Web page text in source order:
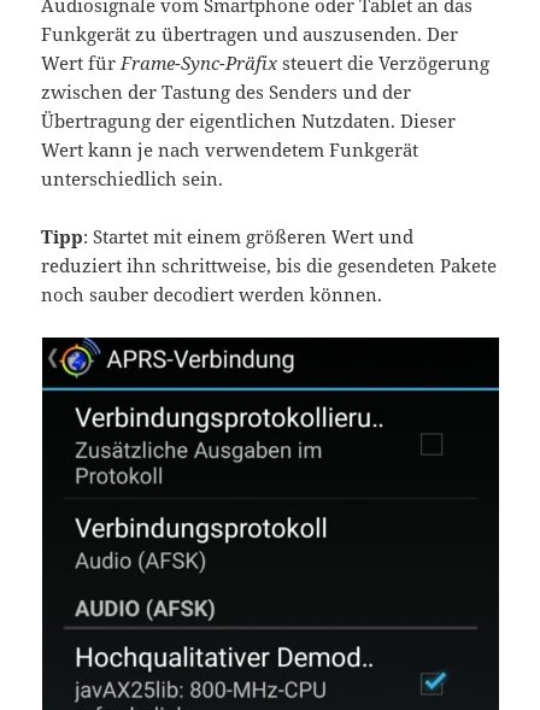
Audiosignale vom Smartphone oder Tablet an das
Funkgerät zu übertragen und auszusenden. Der
Wert fürFrame-Sync-Präfixsteuert die Verzögerung
zwischen der Tastung des Senders und der
Übertragung der eigentlichen Nutzdaten. Dieser
Wert kann je nach verwendetem Funkgerät
unterschiedlich sein.
Tipp: Startet mit einem größeren Wert und
reduziert ihn schrittweise, bis die gesendeten Pakete
noch sauber decodiert werden können.